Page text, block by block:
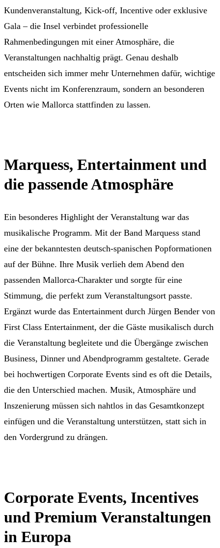
Kundenveranstaltung, Kick-off, Incentive oder exklusive
Gala – die Insel verbindet professionelle
Rahmenbedingungen mit einer Atmosphäre, die
Veranstaltungen nachhaltig prägt. Genau deshalb
entscheiden sich immer mehr Unternehmen dafür, wichtige
Events nicht im Konferenzraum, sondern an besonderen
Orten wie Mallorca stattfinden zu lassen.
Marquess, Entertainment und
die passende Atmosphäre
Ein besonderes Highlight der Veranstaltung war das
musikalische Programm. Mit der Band Marquess stand
eine der bekanntesten deutsch-spanischen Popformationen
auf der Bühne. Ihre Musik verlieh dem Abend den
passenden Mallorca-Charakter und sorgte für eine
Stimmung, die perfekt zum Veranstaltungsort passte.
Ergänzt wurde das Entertainment durch Jürgen Bender von
First Class Entertainment, der die Gäste musikalisch durch
die Veranstaltung begleitete und die Übergänge zwischen
Business, Dinner und Abendprogramm gestaltete. Gerade
bei hochwertigen Corporate Events sind es oft die Details,
die den Unterschied machen. Musik, Atmosphäre und
Inszenierung müssen sich nahtlos in das Gesamtkonzept
einfügen und die Veranstaltung unterstützen, statt sich in
den Vordergrund zu drängen.
Corporate Events, Incentives
und Premium Veranstaltungen
in Europa